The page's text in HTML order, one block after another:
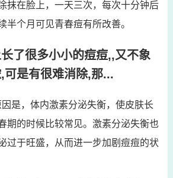
抹在脸上，一天三次，每次十分钟后
半个月可见青春痘有所改善。
了很多小小的痘痘,,又不象
可是有很难消除,那...
是，体内激素分泌失衡，使皮肤长
期的时候比较常见。激素分泌失衡也
过于旺盛，从而进一步加剧痘痘的状